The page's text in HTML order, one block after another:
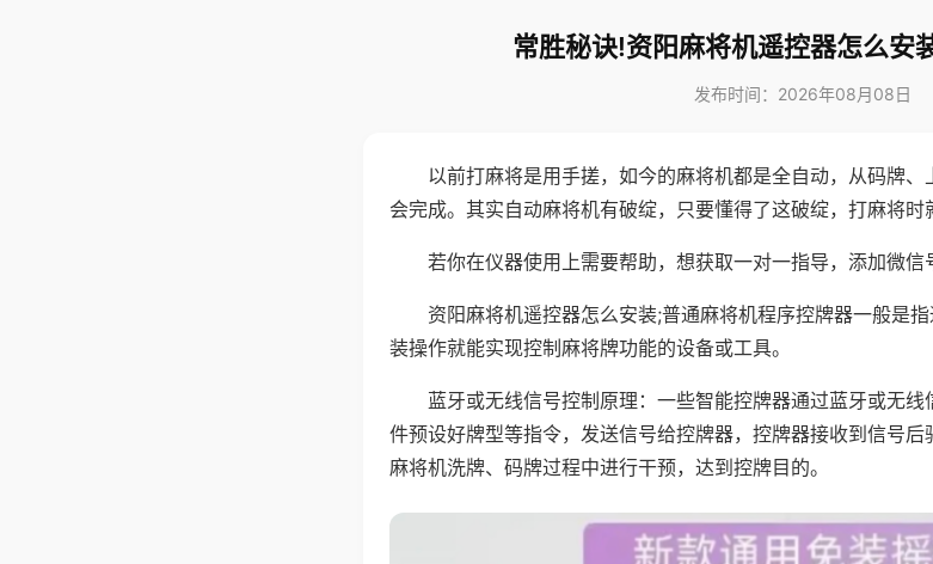
常胜秘诀!资阳麻将机遥控器怎么安
发布时间：2026年08月08日
以前打麻将是用手搓，如今的麻将机都是全自动，从码牌
会完成。其实自动麻将机有破绽，只要懂得了这破绽，打麻将时
若你在仪器使用上需要帮助，想获取一对一指导，添加微信
资阳麻将机遥控器怎么安装;普通麻将机程序控牌器一般是
装操作就能实现控制麻将牌功能的设备或工具。
蓝牙或无线信号控制原理：一些智能控牌器通过蓝牙或无
件预设好牌型等指令，发送信号给控牌器，控牌器接收到信号
麻将机洗牌、码牌过程中进行干预，达到控牌目的。